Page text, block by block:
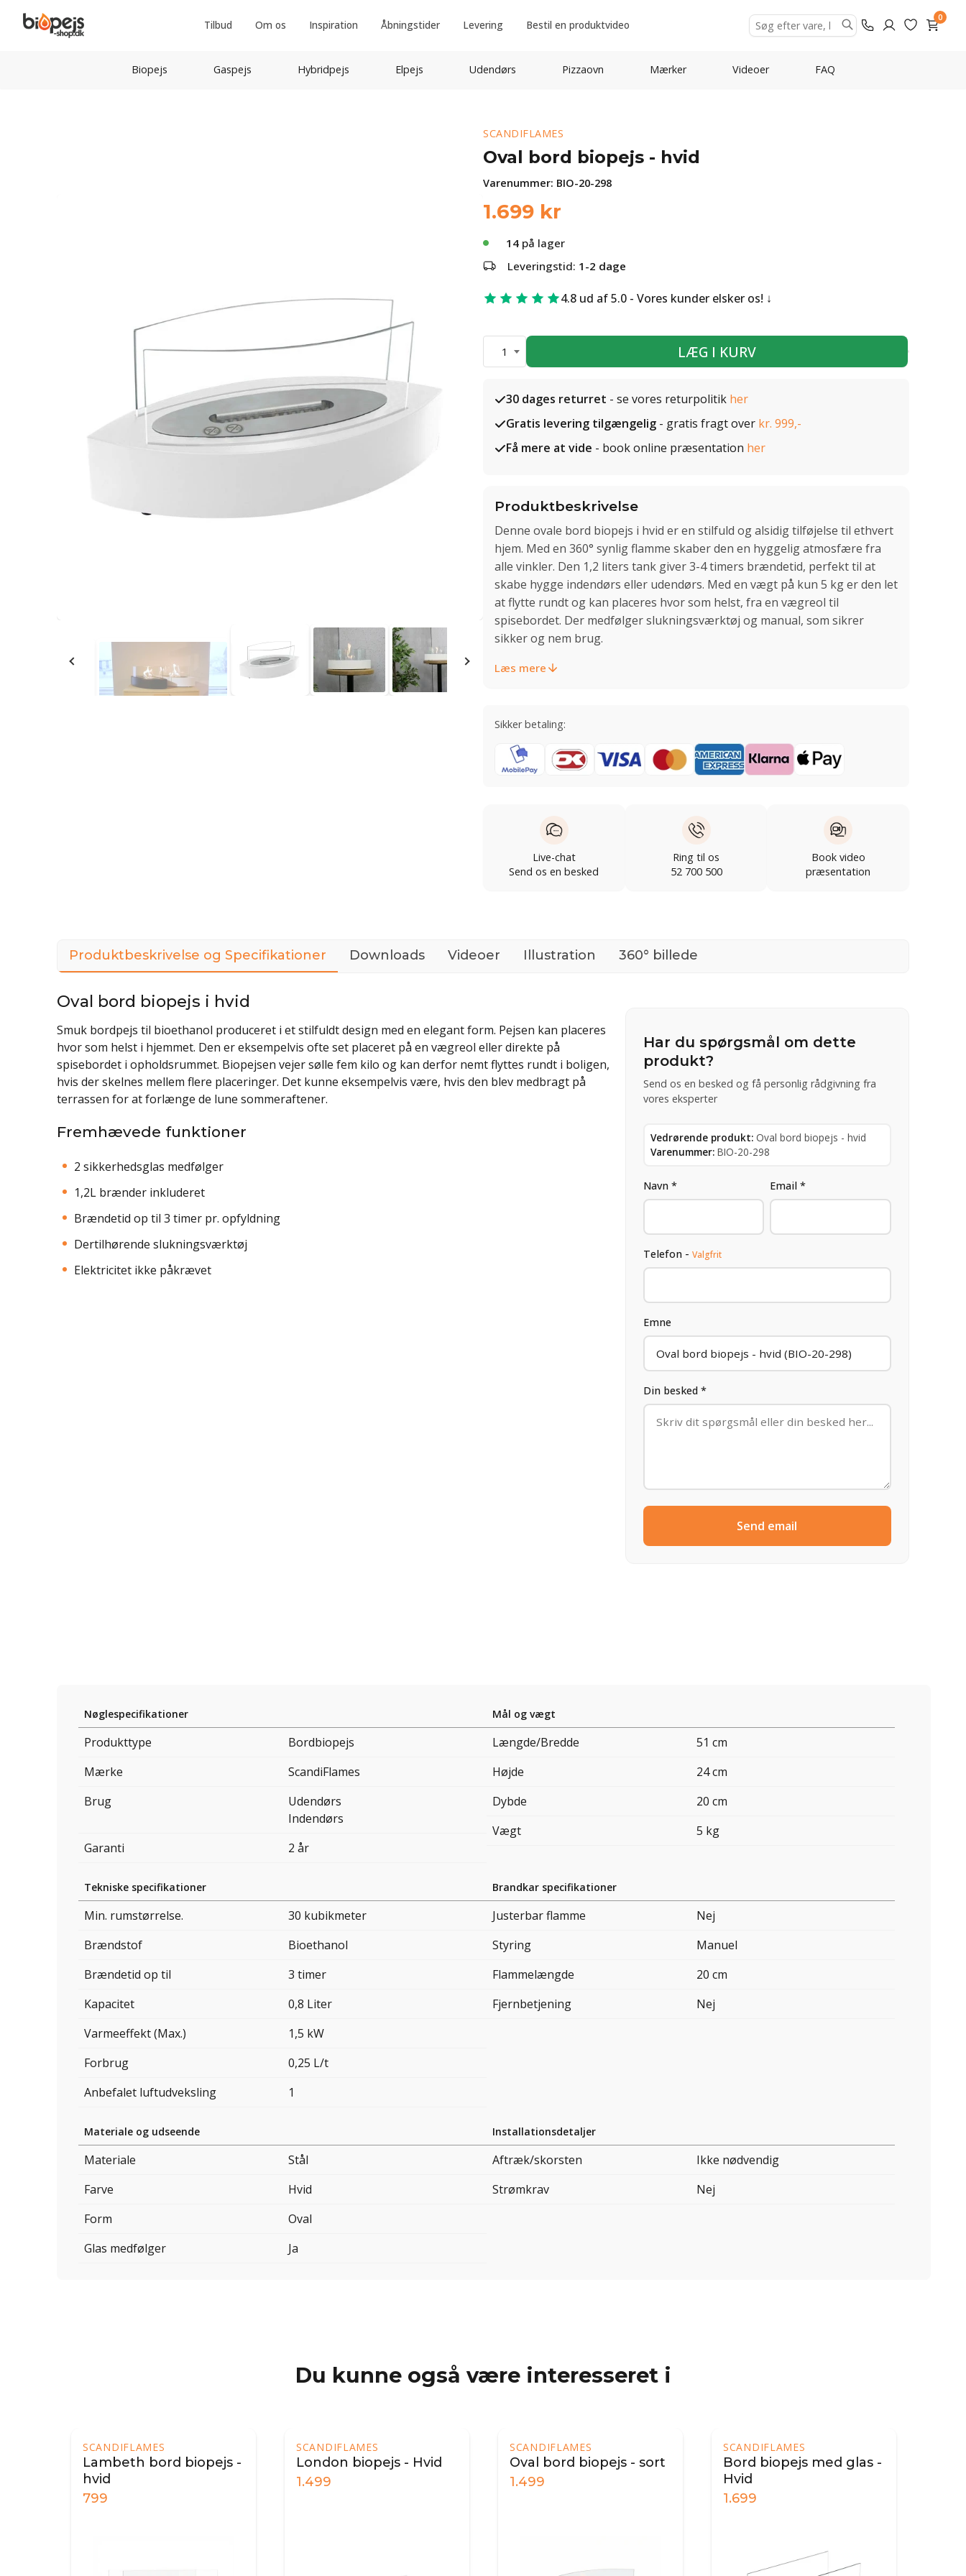
Tilbud Om os Inspiration Åbningstider Levering Bestil en produktvideo
0
Biopejs Gaspejs Hybridpejs Elpejs Udendørs Pizzaovn Mærker Videoer FAQ
SCANDIFLAMES
Oval bord biopejs - hvid
Varenummer: BIO-20-298
1.699 kr
14 på lager
Leveringstid: 1-2 dage
4.8 ud af 5.0 - Vores kunder elsker os!
1 LÆG I KURV
30 dages returret - se vores returpolitik her
Gratis levering tilgængelig - gratis fragt over kr. 999,-
Få mere at vide - book online præsentation her
Produktbeskrivelse
Denne ovale bord biopejs i hvid er en stilfuld og alsidig tilføjelse til ethvert
hjem. Med en 360° synlig flamme skaber den en hyggelig atmosfære fra
alle vinkler. Den 1,2 liters tank giver 3-4 timers brændetid, perfekt til at
skabe hygge indendørs eller udendørs. Med en vægt på kun 5 kg er den let
at flytte rundt og kan placeres hvor som helst, fra en vægreol til
spisebordet. Der medfølger slukningsværktøj og manual, som sikrer
sikker og nem brug.
Læs mere
Sikker betaling:
Live-chat
Send os en besked
Ring til os
52 700 500
Book video
præsentation
Produktbeskrivelse og Specifikationer Downloads Videoer Illustration 360° billede
Oval bord biopejs i hvid
Smuk bordpejs til bioethanol produceret i et stilfuldt design med en elegant form. Pejsen kan placeres
hvor som helst i hjemmet. Den er eksempelvis ofte set placeret på en vægreol eller direkte på
spisebordet i opholdsrummet. Biopejsen vejer sølle fem kilo og kan derfor nemt flyttes rundt i boligen,
hvis der skelnes mellem flere placeringer. Det kunne eksempelvis være, hvis den blev medbragt på
terrassen for at forlænge de lune sommeraftener.
Fremhævede funktioner
2 sikkerhedsglas medfølger
1,2L brænder inkluderet
Brændetid op til 3 timer pr. opfyldning
Dertilhørende slukningsværktøj
Elektricitet ikke påkrævet
Har du spørgsmål om dette
produkt?
Send os en besked og få personlig rådgivning fra
vores eksperter
Vedrørende produkt: Oval bord biopejs - hvid
Varenummer: BIO-20-298
Navn * Email *
Telefon - Valgfrit
Emne
Din besked *
Send email
Nøglespecifikationer
Produkttype
Bordbiopejs
Mærke
ScandiFlames
Brug
Udendørs
Indendørs
Garanti
2 år
Mål og vægt
Længde/Bredde
51 cm
Højde
24 cm
Dybde
20 cm
Vægt
5 kg
Tekniske specifikationer
Min. rumstørrelse.
30 kubikmeter
Brændstof
Bioethanol
Brændetid op til
3 timer
Kapacitet
0,8 Liter
Varmeeffekt (Max.)
1,5 kW
Forbrug
0,25 L/t
Anbefalet luftudveksling
1
Brandkar specifikationer
Justerbar flamme
Nej
Styring
Manuel
Flammelængde
20 cm
Fjernbetjening
Nej
Materiale og udseende
Materiale
Stål
Farve
Hvid
Form
Oval
Glas medfølger
Ja
Installationsdetaljer
Aftræk/skorsten
Ikke nødvendig
Strømkrav
Nej
Du kunne også være interesseret i
SCANDIFLAMES
Lambeth bord biopejs -
hvid
799
SCANDIFLAMES
London biopejs - Hvid
1.499
SCANDIFLAMES
Oval bord biopejs - sort
1.499
SCANDIFLAMES
Bord biopejs med glas -
Hvid
1.699